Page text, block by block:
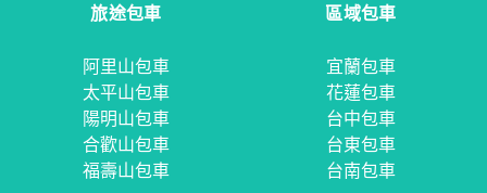
旅途包車
阿里山包車
太平山包車
陽明山包車
合歡山包車
福壽山包車
區域包車
宜蘭包車
花蓮包車
台中包車
台東包車
台南包車